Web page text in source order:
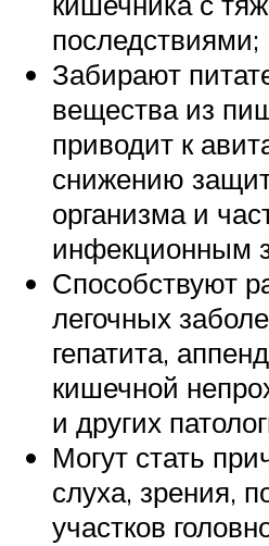
последствиями;
Забирают
вещества из
приводит к
снижению
организма и
инфекционным
Способствуют
легочных
гепатита,
кишечной
и других
Могут стать
слуха, зрения,
участков